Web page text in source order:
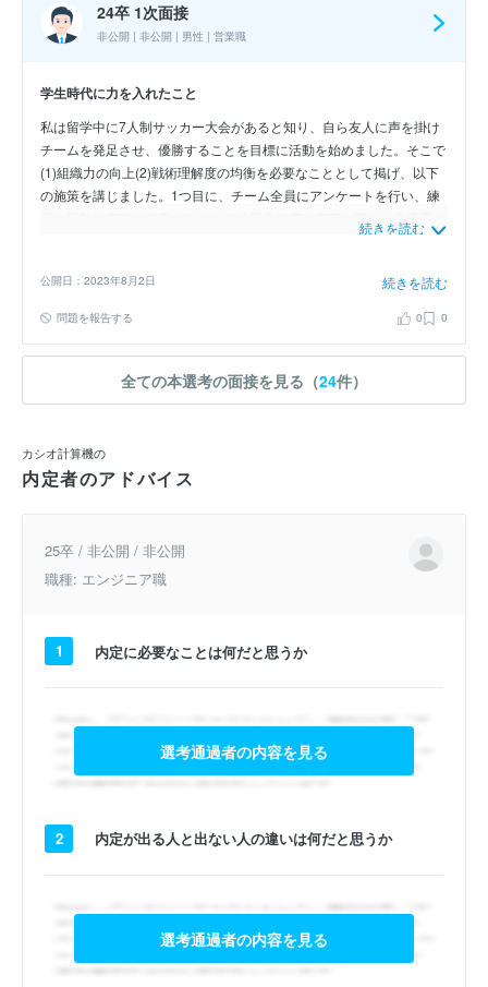
24卒 1次面接
非公開 | 非公開 | 男性 | 営業職
学生時代に力を入れたこと
私は留学中に7人制サッカー大会があると知り、自ら友人に声を掛け
チームを発足させ、優勝することを目標に活動を始めました。そこで
(1)組織力の向上(2)戦術理解度の均衡を必要なこととして掲げ、以下
の施策を講じました。1つ目に、チーム全員にアンケートを行い、練
習の回数や日時を確定することで練習参加度の充実を図り、各選手の
練習参加度は80%以上を常に保つことができました。また週に1度、
交友関係を深めることに成功しました。さらに、練習の際には、練習
前に資料を用いて選手全員で戦術を共有し直ぐに練習で実践、練習後
良好な関係性と徹底した戦術管理によって全64チームの中で優勝する
ことができました。
続きを読む
公開日：2023年8月2日 続きを読む
問題を報告する 0 0
全ての本選考の面接を見る（24件）
カシオ計算機の
内定者のアドバイス
25卒 / 非公開 / 非公開
職種: エンジニア職
1 内定に必要なことは何だと思うか
選考通過者の内容を見る
2 内定が出る人と出ない人の違いは何だと思うか
選考通過者の内容を見る